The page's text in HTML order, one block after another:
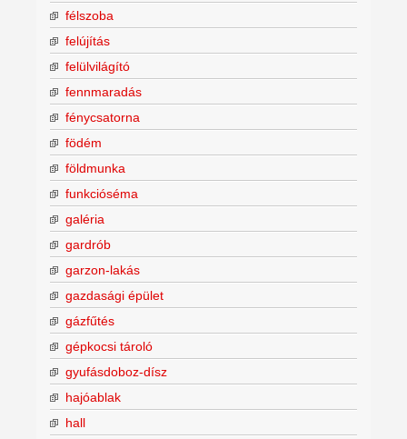
félszoba
felújítás
felülvilágító
fennmaradás
fénycsatorna
födém
földmunka
funkcióséma
galéria
gardrób
garzon-lakás
gazdasági épület
gázfűtés
gépkocsi tároló
gyufásdoboz-dísz
hajóablak
hall